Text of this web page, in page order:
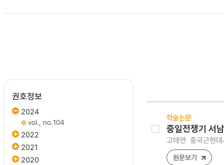
권호정보
2024
vol., no.104
2022
2021
2020
학술논문
중일전쟁기 서
고태연 중국근현
원문보기